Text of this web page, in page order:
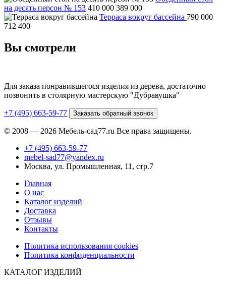
на десять персон № 153 410 000 389 000
Терраса вокруг бассейна 790 000
712 400
Вы смотрели
Для заказа понравившегося изделия из дерева, достаточно
позвонить в столярную мастерскую "Дубравушка"
+7 (495) 663-59-77 Заказать обратный звонок
© 2008 — 2026 Мебель-сад77.ru Все права защищены.
+7 (495) 663-59-77
mebel-sad77@yandex.ru
Москва, ул. Промышленная, 11, стр.7
Главная
О нас
Каталог изделий
Доставка
Отзывы
Контакты
Политика использования cookies
Политика конфиденциальности
КАТАЛОГ ИЗДЕЛИЙ